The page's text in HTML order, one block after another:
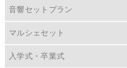
音響セットプラン
マルシェセット
入学式・卒業式